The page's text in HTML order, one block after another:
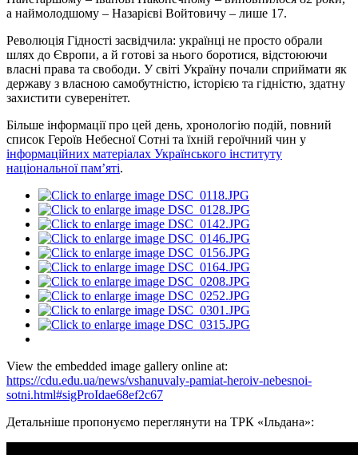
а наймолодшому – Назарієві Войтовичу – лише 17.
Революція Гідності засвідчила: українці не просто обрали
шлях до Європи, а й готові за нього боротися, відстоюючи
власні права та свободи. У світі Україну почали сприймати як
державу з власною самобутністю, історією та гідністю, здатну
захистити суверенітет.
Більше інформації про цей день, хронологію подій, повний
список Героїв Небесної Сотні та їхній героїчний чин у
інформаційних матеріалах Українського інституту
національної пам’яті.
View the embedded image gallery online at:
https://cdu.edu.ua/news/vshanuvaly-pamiat-heroiv-nebesnoi-
sotni.html#sigProIdae68ef2c67
Детальніше пропонуємо переглянути на ТРК «Ільдана»: